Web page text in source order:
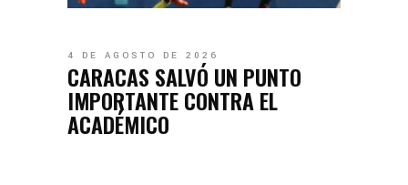
4 DE AGOSTO DE 2026
CARACAS SALVÓ UN PUNTO
IMPORTANTE CONTRA EL
ACADÉMICO